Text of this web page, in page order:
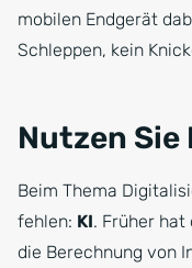
mobilen Endgerät
Schleppen, kein
Nutzen Sie
Beim Thema
fehlen: KI. Früher hat
die Berechnung von